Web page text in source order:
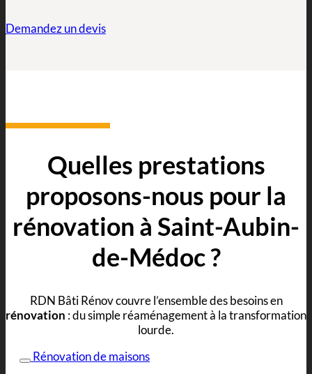
Demandez un devis
Quelles prestations
proposons-nous pour la
rénovation à Saint-Aubin-
de-Médoc ?
RDN Bâti Rénov couvre l’ensemble des besoins en
rénovation : du simple réaménagement à la transformation
lourde.
Rénovation de maisons